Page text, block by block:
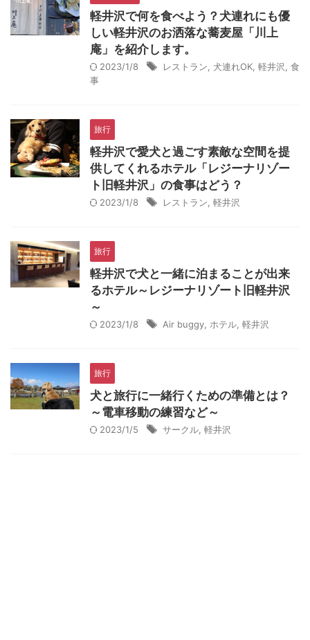
軽井沢で何を食べよう？犬連れにも優
しい軽井沢のお洒落な蕎麦屋「川上
庵」を紹介します。
2023/1/8 レストラン 犬連れOK 軽井沢
食
事
旅行
軽井沢で愛犬と過ごす素敵な空間を提
供してくれるホテル「レジーナリゾー
ト旧軽井沢」の食事はどう？
2023/1/8 レストラン 軽井沢
旅行
軽井沢で犬と一緒に泊まることが出来
るホテル～レジーナリゾート旧軽井沢
～
2023/1/8 Air buggy ホテル 軽井沢
旅行
犬と旅行に一緒行くための準備とは？
～電車移動の練習など～
2023/1/5 サークル 軽井沢